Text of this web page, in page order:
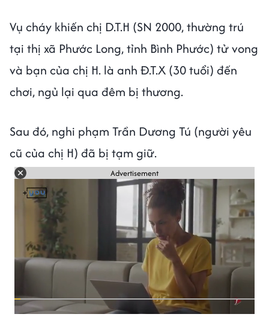
Vụ cháy khiến chị D.T.H (SN 2000, thường trú
tại thị xã Phước Long, tỉnh Bình Phước) tử vong
và bạn của chị H. là anh Đ.T.X (30 tuổi) đến
chơi, ngủ lại qua đêm bị thương.
Sau đó, nghi phạm Trần Dương Tú (người yêu
cũ của chị H) đã bị tạm giữ.
Advertisement